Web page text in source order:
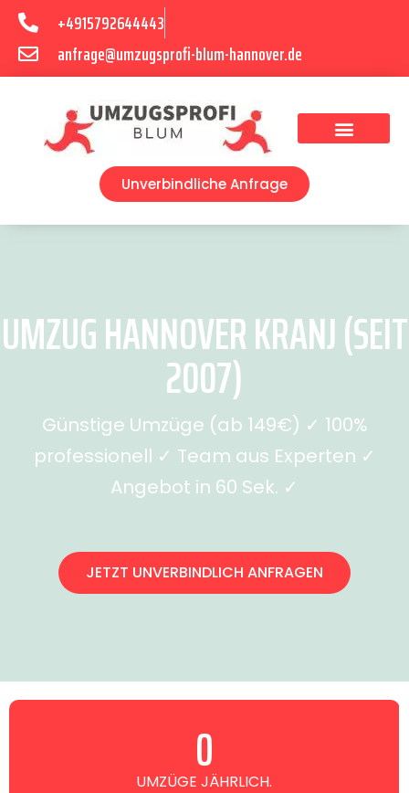
+4915792644443
anfrage@umzugsprofi-blum-hannover.de
Unverbindliche Anfrage
UMZUG HANNOVER KRANJ (SEIT
2007)
Günstige Umzüge (ab 149€) ✓ 100%
professionell ✓ Team aus Experten ✓
Angebot in 60 Sek. ✓
JETZT UNVERBINDLICH ANFRAGEN
UMZÜGE JÄHRLICH.
0